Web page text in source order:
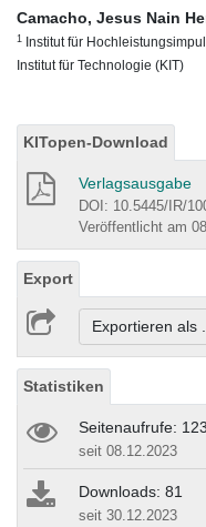
Camacho, Jesus Nain
1 Institut für
Institut für Technologie (KIT)
KITopen-Download
Verlagsausgabe
DOI: 10.5445/IR/
Veröffentlicht am
Export
Exportieren
Statistiken
Seitenaufrufe: 123
seit 08.12.2023
Downloads: 81
seit 30.12.2023